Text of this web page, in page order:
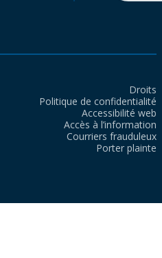
Droits
Politique de confidentialité
Accessibilité web
Accès à l’information
Courriers frauduleux
Porter plainte